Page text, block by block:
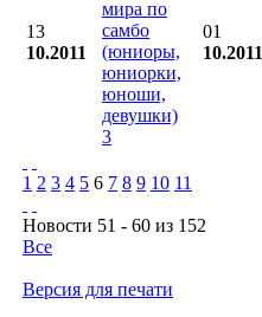
13
10.2011
мира по
самбо
(юниоры,
юниорки,
юноши,
девушки)
3
01
10.2011
1 2 3 4 5 6 7 8 9 10 11
Новости 51 - 60 из 152
Все
Версия для печати